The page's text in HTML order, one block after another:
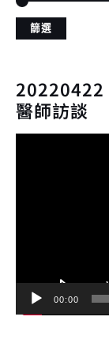
篩選
20220422
醫師訪談
00:00